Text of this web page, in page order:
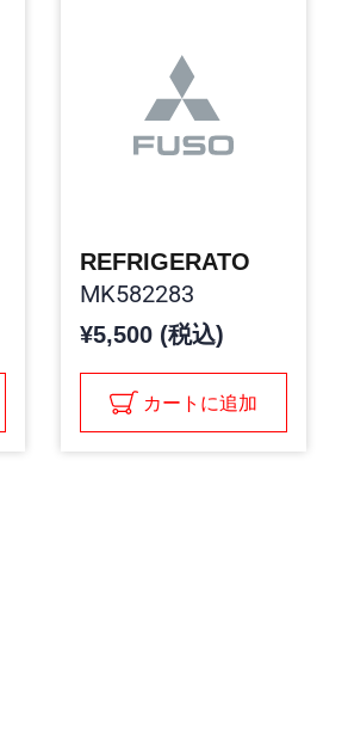
REFRIGERATO
MK582283
¥5,500 (税込)
カートに追加